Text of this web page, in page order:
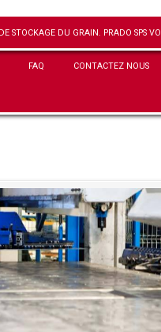
FAQ CONTACTEZ NOUS